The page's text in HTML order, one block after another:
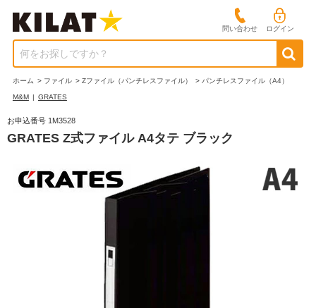
問い合わせ ログイン
何をお探しですか？
ホーム > ファイル > Zファイル（パンチレスファイル） > パンチレスファイル（A4）
M&M | GRATES
お申込番号 1M3528
GRATES Z式ファイル A4タテ ブラック